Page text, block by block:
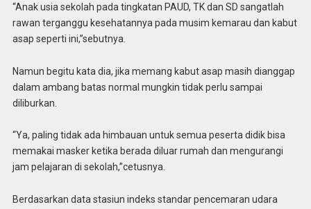
“Anak usia sekolah pada tingkatan PAUD, TK dan SD sangatlah
rawan terganggu kesehatannya pada musim kemarau dan kabut
asap seperti ini,”sebutnya.
Namun begitu kata dia, jika memang kabut asap masih dianggap
dalam ambang batas normal mungkin tidak perlu sampai
diliburkan.
“Ya, paling tidak ada himbauan untuk semua peserta didik bisa
memakai masker ketika berada diluar rumah dan mengurangi
jam pelajaran di sekolah,”cetusnya.
Berdasarkan data stasiun indeks standar pencemaran udara